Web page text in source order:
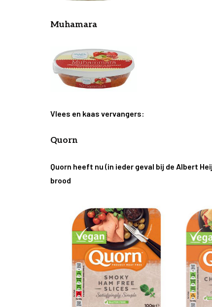
Muhamara
Vlees en kaas vervangers:
Quorn
Quorn heeft nu (in ieder geval bij de Albert
brood